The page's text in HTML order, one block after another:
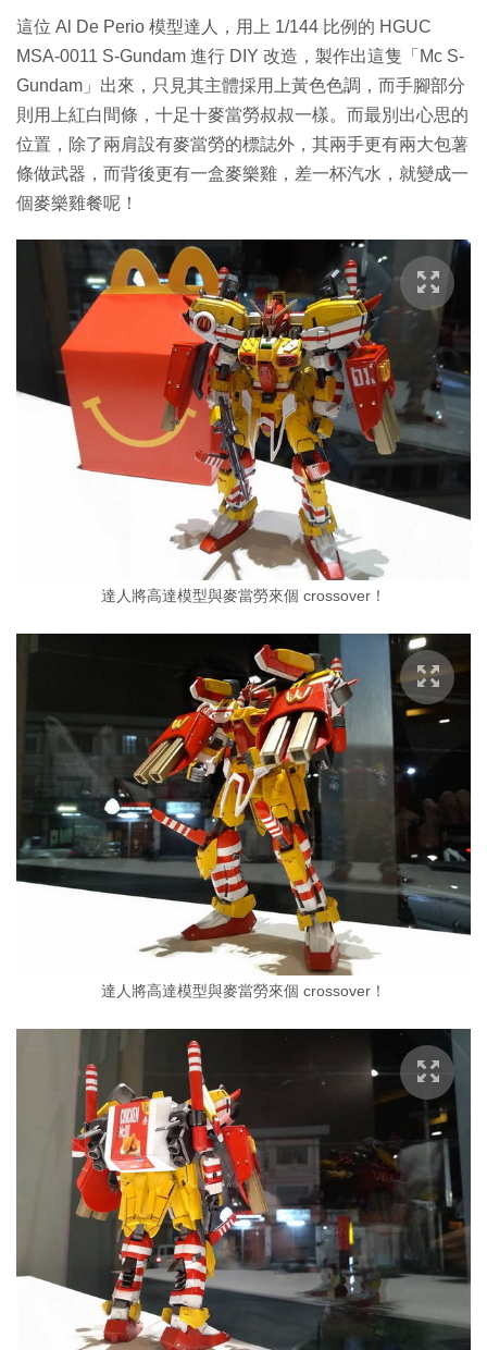
這位 Al De Perio 模型達人，用上 1/144 比例的 HGUC
MSA-0011 S-Gundam 進行 DIY 改造，製作出這隻「Mc S-
Gundam」出來，只見其主體採用上黃色色調，而手腳部分
則用上紅白間條，十足十麥當勞叔叔一樣。而最別出心思的
位置，除了兩肩設有麥當勞的標誌外，其兩手更有兩大包薯
條做武器，而背後更有一盒麥樂雞，差一杯汽水，就變成一
個麥樂雞餐呢！
達人將高達模型與麥當勞來個 crossover！
達人將高達模型與麥當勞來個 crossover！